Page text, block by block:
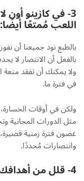
3- في كازينو أون
اللعب مُمتعًا أيضًا:
بالطبع نود جميعنا أن
بالفعل أن الانتصار لا
ولا يمكنك أن تفقد
في فترة ما.
ولكن في أوقات
غضون فترة زمنية
وانتصارات مُجددًا.
4- قلل من أهدافك: